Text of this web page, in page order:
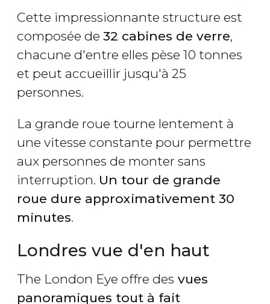
Cette impressionnante structure est
composée de 32 cabines de verre,
chacune d'entre elles pèse 10 tonnes
et peut accueillir jusqu'à 25
personnes.
La grande roue tourne lentement à
une vitesse constante pour permettre
aux personnes de monter sans
interruption. Un tour de grande
roue dure approximativement 30
minutes.
Londres vue d'en haut
The London Eye offre des vues
panoramiques tout à fait